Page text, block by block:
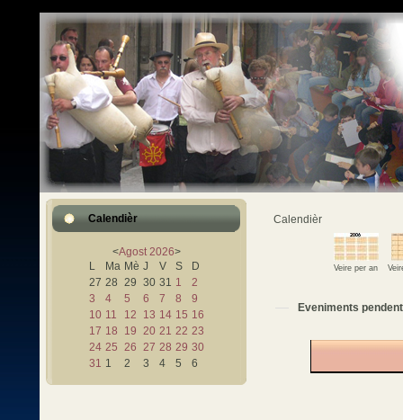
Calendièr
<Agost 2026>
L
Ma Mè J V S
D
27 28 29 30 31 1
2
3
4 5 6 7 8
9
10 11 12 13 14 15 16
17 18 19 20 21 22 23
24 25 26 27 28 29 30
31 1 2 3 4 5 6
Calendièr
Veire per an
Eveniments pendent